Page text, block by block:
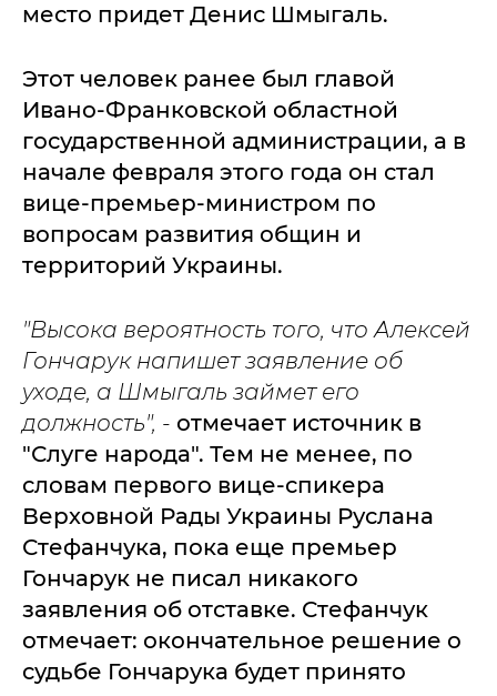
место придет Денис Шмыгаль.
Этот человек ранее был главой
Ивано-Франковской областной
государственной администрации, а в
начале февраля этого года он стал
вице-премьер-министром по
вопросам развития общин и
территорий Украины.
"Высока вероятность того, что Алексей
Гончарук напишет заявление об
уходе, а Шмыгаль займет его
должность", - отмечает источник в
"Слуге народа". Тем не менее, по
словам первого вице-спикера
Верховной Рады Украины Руслана
Стефанчука, пока еще премьер
Гончарук не писал никакого
заявления об отставке. Стефанчук
отмечает: окончательное решение о
судьбе Гончарука будет принято